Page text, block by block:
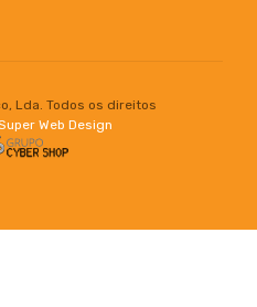
Lda. Todos os direitos
Web Design